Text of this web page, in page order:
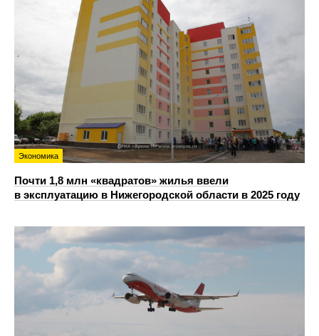
Экономика
Почти 1,8 млн «квадратов» жилья ввели
в эксплуатацию в Нижегородской области в 2025 году